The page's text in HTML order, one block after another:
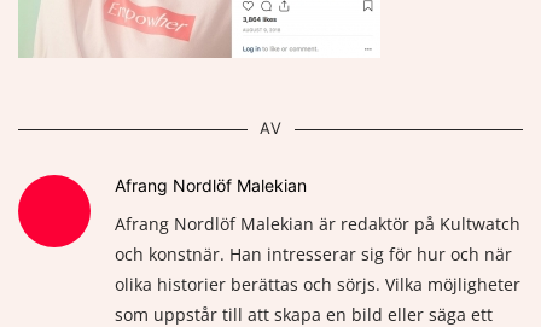
AV
Afrang Nordlöf Malekian
Afrang Nordlöf Malekian är redaktör på Kultwatch
och konstnär. Han intresserar sig för hur och när
olika historier berättas och sörjs. Vilka möjligheter
som uppstår till att skapa en bild eller säga ett